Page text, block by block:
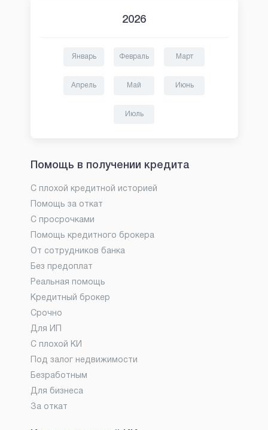
2026
Январь Февраль Март
Апрель Май Июнь
Июль
Помощь в получении кредита
С плохой кредитной историей
Помощь за откат
С просрочками
Помощь кредитного брокера
От сотрудников банка
Без предоплат
Реальная помощь
Кредитный брокер
Срочно
Для ИП
С плохой КИ
Под залог недвижимости
Безработным
Для бизнеса
За откат